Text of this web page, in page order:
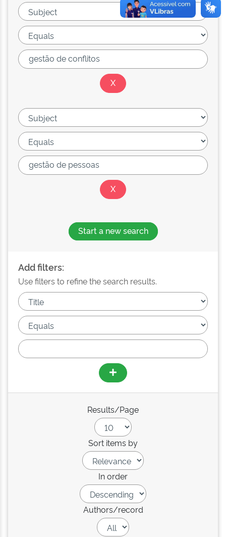
Start a new search
Add filters:
Use filters to refine the search results.
Results/Page
Sort items by
In order
Authors/record